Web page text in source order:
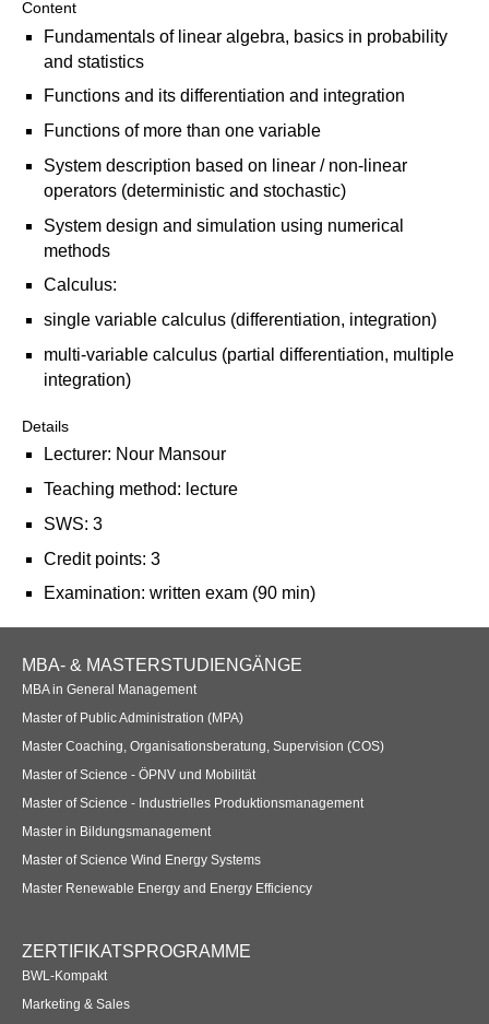
Übersicht
Planspiel Produktionssteuerung und Logistik
Übersicht
Übersicht
Kompetenzbasiertes Projektmanagement
Übersicht
Business Spotlight
Übersicht
Content
Fundamentals of linear algebra, basics in probability
and statistics
Functions and its differentiation and integration
Functions of more than one variable
System description based on linear / non-linear
operators (deterministic and stochastic)
System design and simulation using numerical
methods
Calculus:
single variable calculus (differentiation, integration)
multi-variable calculus (partial differentiation, multiple
integration)
Details
Lecturer: Nour Mansour
Teaching method: lecture
SWS: 3
Credit points: 3
Examination: written exam (90 min)
Footer
Navigation
MBA- & MASTERSTUDIENGÄNGE
MBA in General Management
Master of Public Administration (MPA)
Master Coaching, Organisationsberatung, Supervision (COS)
Master of Science - ÖPNV und Mobilität
Master of Science - Industrielles Produktionsmanagement
Master in Bildungsmanagement
Master of Science Wind Energy Systems
Master Renewable Energy and Energy Efficiency
ZERTIFIKATSPROGRAMME
BWL-Kompakt
Marketing & Sales